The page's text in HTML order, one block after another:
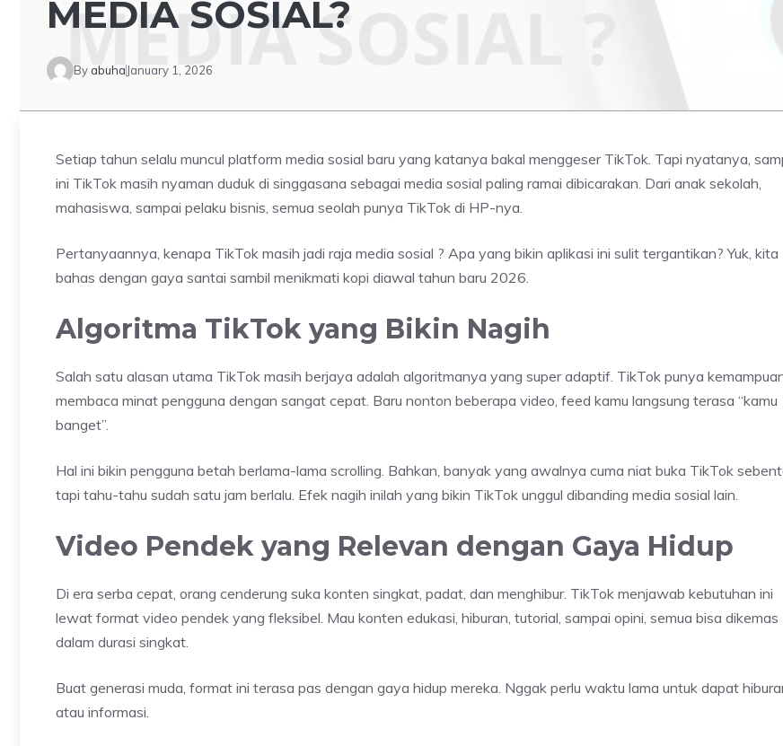
MEDIA SOSIAL?
By abuha January 1, 2026
Setiap tahun selalu muncul platform media sosial baru yang katanya bakal menggeser TikTok. Tapi nyatanya,
ini TikTok masih nyaman duduk di singgasana sebagai media sosial paling ramai dibicarakan. Dari anak sekolah,
mahasiswa, sampai pelaku bisnis, semua seolah punya TikTok di HP-nya.
Pertanyaannya, kenapa TikTok masih jadi raja media sosial ? Apa yang bikin aplikasi ini sulit tergantikan? Yuk, kita
bahas dengan gaya santai sambil menikmati kopi diawal tahun baru 2026.
Algoritma TikTok yang Bikin Nagih
Salah satu alasan utama TikTok masih berjaya adalah algoritmanya yang super adaptif. TikTok punya
membaca minat pengguna dengan sangat cepat. Baru nonton beberapa video, feed kamu langsung terasa “kamu
banget”.
Hal ini bikin pengguna betah berlama-lama scrolling. Bahkan, banyak yang awalnya cuma niat buka TikTok
tapi tahu-tahu sudah satu jam berlalu. Efek nagih inilah yang bikin TikTok unggul dibanding media sosial lain.
Video Pendek yang Relevan dengan Gaya Hidup
Di era serba cepat, orang cenderung suka konten singkat, padat, dan menghibur. TikTok menjawab kebutuhan ini
lewat format video pendek yang fleksibel. Mau konten edukasi, hiburan, tutorial, sampai opini, semua bisa dikemas
dalam durasi singkat.
Buat generasi muda, format ini terasa pas dengan gaya hidup mereka. Nggak perlu waktu lama untuk dapat
atau informasi.